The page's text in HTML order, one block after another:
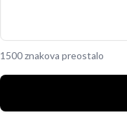
1500 znakova preostalo